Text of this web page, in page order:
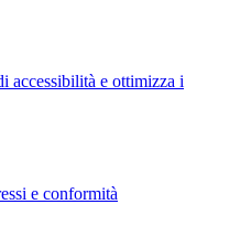
accessibilità e ottimizza i
e conformità